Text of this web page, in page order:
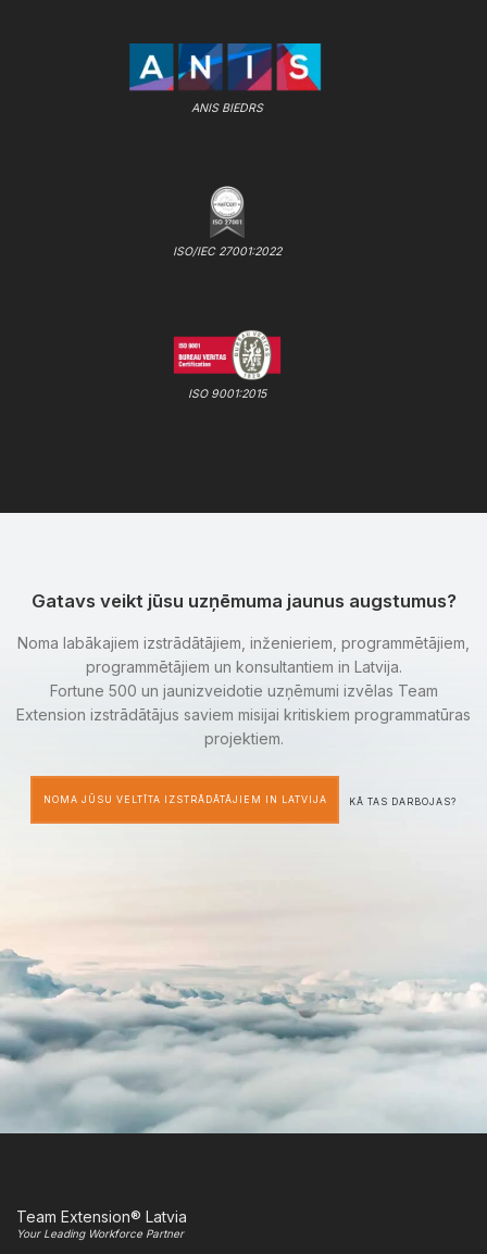
ANIS BIEDRS
ISO/IEC 27001:2022
ISO 9001:2015
Gatavs veikt jūsu uzņēmuma jaunus augstumus?
Noma labākajiem izstrādātājiem, inženieriem, programmētājiem,
programmētājiem un konsultantiem in Latvija.
Fortune 500 un jaunizveidotie uzņēmumi izvēlas Team
Extension izstrādātājus saviem misijai kritiskiem programmatūras
projektiem.
NOMA JŪSU VELTĪTA IZSTRĀDĀTĀJIEM IN LATVIJA KĀ TAS DARBOJAS?
Team Extension® Latvia
Your Leading Workforce Partner